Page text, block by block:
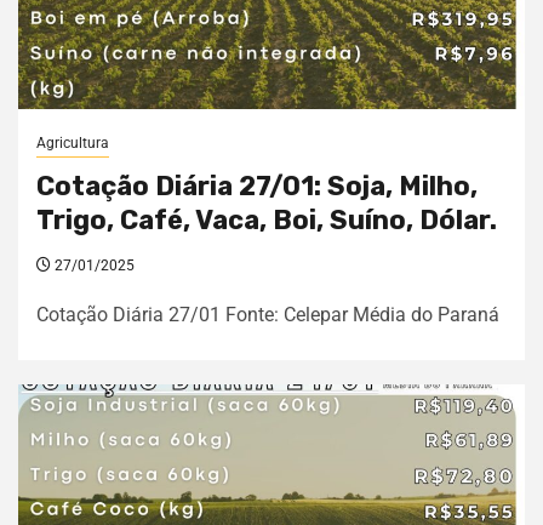
Agricultura
Cotação Diária 27/01: Soja, Milho,
Trigo, Café, Vaca, Boi, Suíno, Dólar.
27/01/2025
Cotação Diária 27/01 Fonte: Celepar Média do Paraná